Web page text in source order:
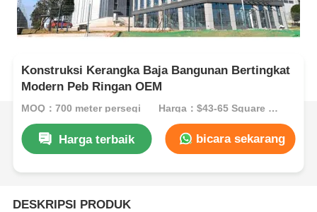
Konstruksi Kerangka Baja Bangunan Bertingkat
Modern Peb Ringan OEM
MOQ：700 meter persegi Harga：$43-65 Square Meters
Harga terbaik bicara sekarang
DESKRIPSI PRODUK